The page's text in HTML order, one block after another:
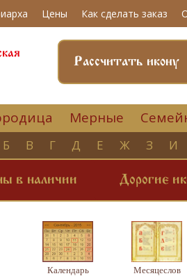
Цены Как сделать заказ
Рассчитать икону
Мерные
Б В Г Д Е Ж З И
в наличии Дорогие
Календарь Месяцеслов